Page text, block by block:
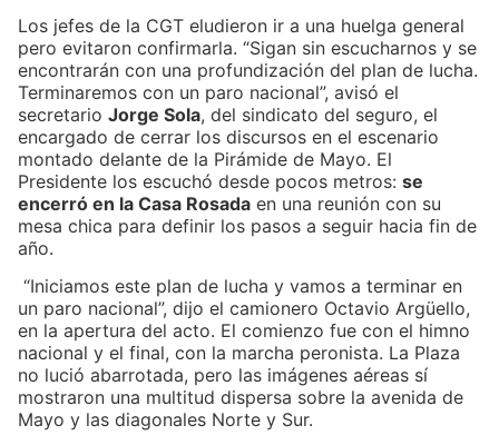
Los jefes de la CGT eludieron ir a una huelga general
pero evitaron confirmarla. “Sigan sin escucharnos y se
encontrarán con una profundización del plan de lucha.
Terminaremos con un paro nacional”, avisó el
secretario Jorge Sola, del sindicato del seguro, el
encargado de cerrar los discursos en el escenario
montado delante de la Pirámide de Mayo. El
Presidente los escuchó desde pocos metros: se
encerró en la Casa Rosada en una reunión con su
mesa chica para definir los pasos a seguir hacia fin de
año.
“Iniciamos este plan de lucha y vamos a terminar en
un paro nacional”, dijo el camionero Octavio Argüello,
en la apertura del acto. El comienzo fue con el himno
nacional y el final, con la marcha peronista. La Plaza
no lució abarrotada, pero las imágenes aéreas sí
mostraron una multitud dispersa sobre la avenida de
Mayo y las diagonales Norte y Sur.